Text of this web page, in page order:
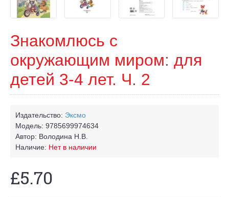
Знакомлюсь с
окружающим миром: для
детей 3-4 лет. Ч. 2
Издательство: Эксмо
Модель: 9785699974634
Автор: Володина Н.В.
Наличие: Нет в наличии
£5.70